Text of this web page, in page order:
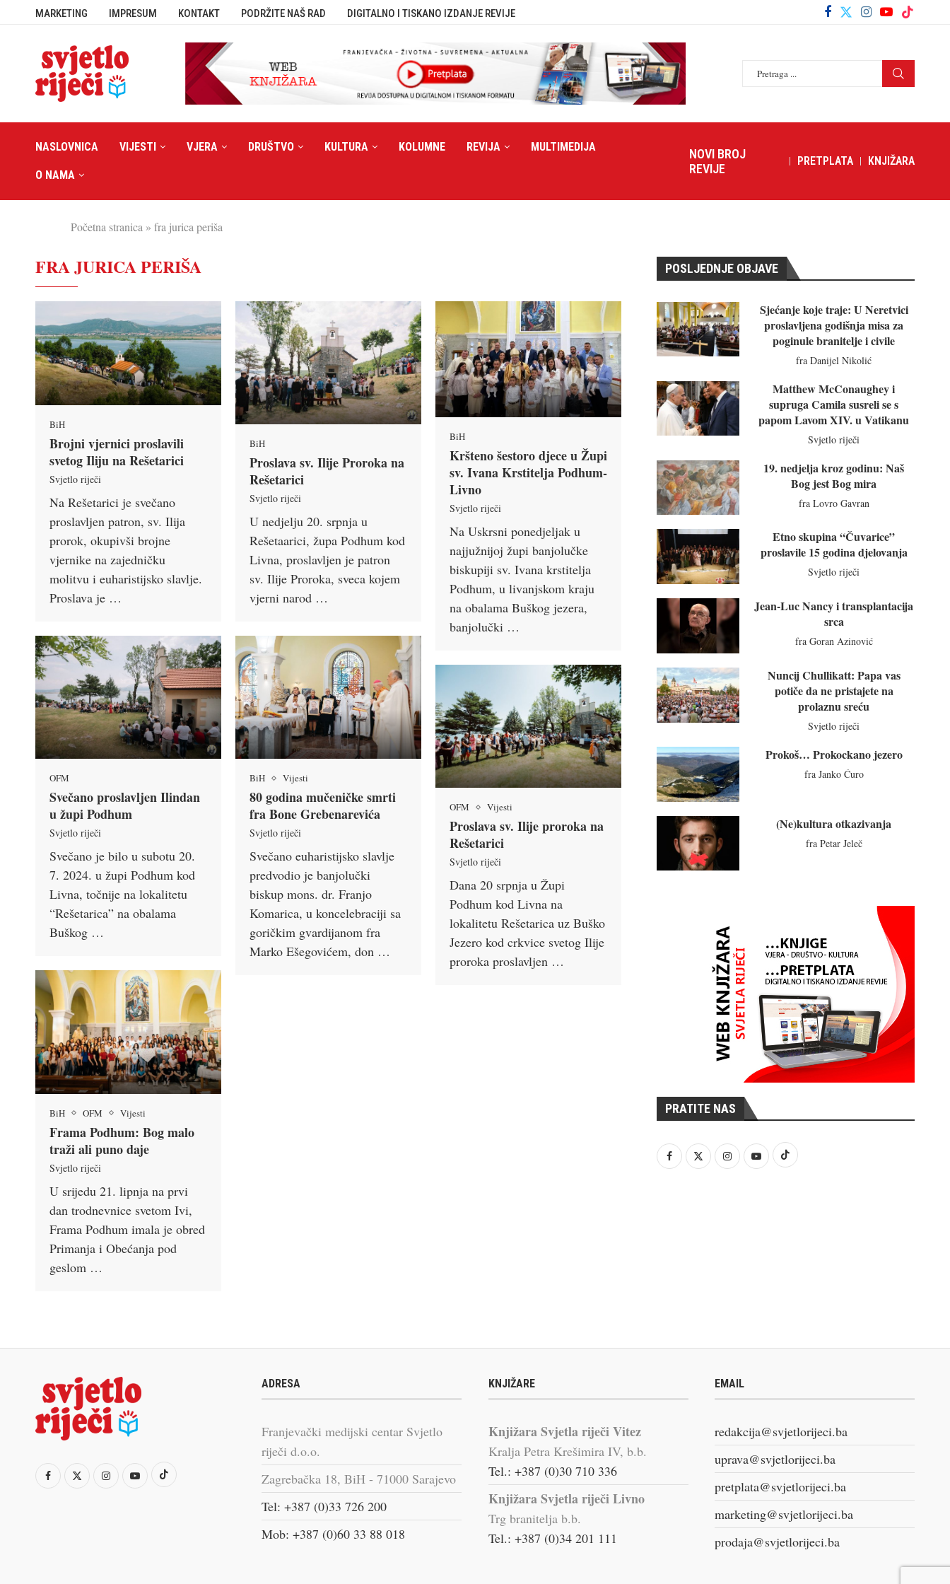
MARKETING IMPRESUM KONTAKT PODRŽITE NAŠ RAD DIGITALNO I TISKANO IZDANJE REVIJE
NASLOVNICA VIJESTI VJERA DRUŠTVO KULTURA KOLUMNE REVIJA MULTIMEDIJA
O NAMA
NOVI BROJ
REVIJE
PRETPLATA KNJIŽARA
Početna stranica » fra jurica periša
FRA JURICA PERIŠA
BiH
Brojni vjernici proslavili
svetog Iliju na Rešetarici
Svjetlo riječi
Na Rešetarici je svečano
proslavljen patron, sv. Ilija
prorok, okupivši brojne
vjernike na zajedničku
molitvu i euharistijsko slavlje.
Proslava je …
BiH
Proslava sv. Ilije Proroka na
Rešetarici
Svjetlo riječi
U nedjelju 20. srpnja u
Rešetaarici, župa Podhum kod
Livna, proslavljen je patron
sv. Ilije Proroka, sveca kojem
vjerni narod …
BiH
Kršteno šestoro djece u Župi
sv. Ivana Krstitelja Podhum-
Livno
Svjetlo riječi
Na Uskrsni ponedjeljak u
najjužnijoj župi banjolučke
biskupiji sv. Ivana krstitelja
Podhum, u livanjskom kraju
na obalama Buškog jezera,
banjolučki …
OFM
Svečano proslavljen Ilindan
u župi Podhum
Svjetlo riječi
Svečano je bilo u subotu 20.
7. 2024. u župi Podhum kod
Livna, točnije na lokalitetu
“Rešetarica” na obalama
Buškog …
BiH Vijesti
80 godina mučeničke smrti
fra Bone Grebenarevića
Svjetlo riječi
Svečano euharistijsko slavlje
predvodio je banjolučki
biskup mons. dr. Franjo
Komarica, u koncelebraciji sa
goričkim gvardijanom fra
Marko Ešegovićem, don …
OFM Vijesti
Proslava sv. Ilije proroka na
Rešetarici
Svjetlo riječi
Dana 20 srpnja u Župi
Podhum kod Livna na
lokalitetu Rešetarica uz Buško
Jezero kod crkvice svetog Ilije
proroka proslavljen …
BiH OFM Vijesti
Frama Podhum: Bog malo
traži ali puno daje
Svjetlo riječi
U srijedu 21. lipnja na prvi
dan trodnevnice svetom Ivi,
Frama Podhum imala je obred
Primanja i Obećanja pod
geslom …
POSLJEDNJE OBJAVE
Sjećanje koje traje: U Neretvici
proslavljena godišnja misa za
poginule branitelje i civile
fra Danijel Nikolić
Matthew McConaughey i
supruga Camila susreli se s
papom Lavom XIV. u Vatikanu
Svjetlo riječi
19. nedjelja kroz godinu: Naš
Bog jest Bog mira
fra Lovro Gavran
Etno skupina “Čuvarice”
proslavile 15 godina djelovanja
Svjetlo riječi
Jean-Luc Nancy i transplantacija
srca
fra Goran Azinović
Nuncij Chullikatt: Papa vas
potiče da ne pristajete na
prolaznu sreću
Svjetlo riječi
Prokoš… Prokockano jezero
fra Janko Ćuro
(Ne)kultura otkazivanja
fra Petar Jeleč
PRATITE NAS
ADRESA
Franjevački medijski centar Svjetlo
riječi d.o.o.
Zagrebačka 18, BiH - 71000 Sarajevo
Tel: +387 (0)33 726 200
Mob: +387 (0)60 33 88 018
KNJIŽARE
Knjižara Svjetla riječi Vitez
Kralja Petra Krešimira IV, b.b.
Tel.: +387 (0)30 710 336
Knjižara Svjetla riječi Livno
Trg branitelja b.b.
Tel.: +387 (0)34 201 111
EMAIL
redakcija@svjetlorijeci.ba
uprava@svjetlorijeci.ba
pretplata@svjetlorijeci.ba
marketing@svjetlorijeci.ba
prodaja@svjetlorijeci.ba